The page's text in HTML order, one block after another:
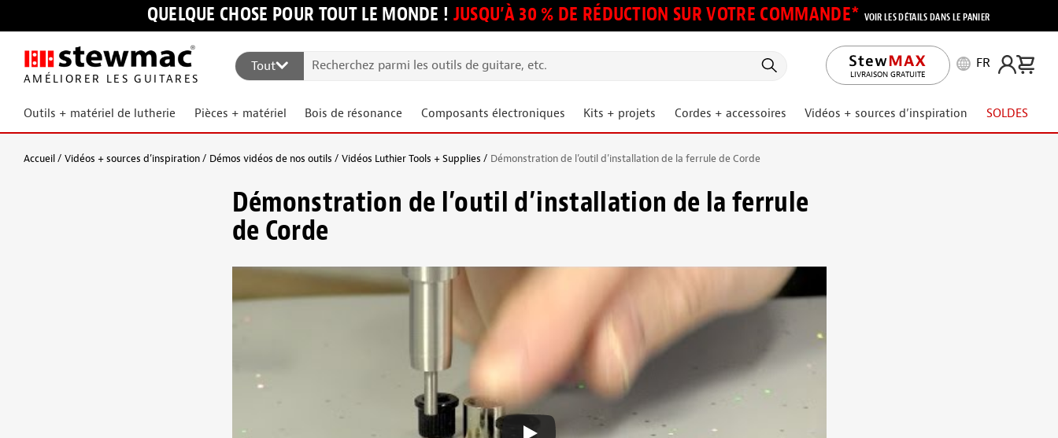
QUELQUE CHOSE POUR TOUT LE MONDE ! JUSQU’À 30 % DE RÉDUCTION SUR VOTRE COMMANDE* VOIR LES DÉTAILS DANS LE PANIER
AMÉLIORER LES GUITARES
Tout
LIVRAISON GRATUITE
FR
Outils + matériel de lutherie Pièces + matériel Bois de résonance Composants électroniques Kits + projets Cordes + accessoires Vidéos + sources d’inspiration SOLDES
Accueil Vidéos + sources d’inspiration Démos vidéos de nos outils Vidéos Luthier Tools + Supplies Démonstration de l’outil d’installation de la ferrule de Corde
Démonstration de l’outil d’installation de la ferrule
de Corde